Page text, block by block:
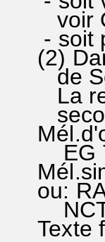
voir
- soit
(2)
de
La
EG
ou:
Texte